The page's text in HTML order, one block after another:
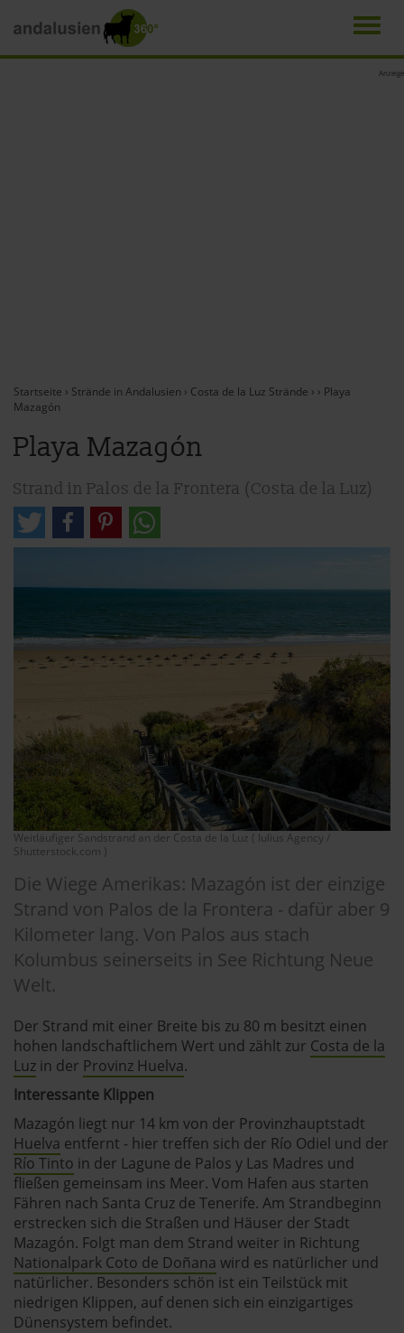
Anzeige
Startseite › Strände in Andalusien › Costa de la Luz Strände › › Playa
Mazagón
Playa Mazagón
Strand in Palos de la Frontera (Costa de la Luz)
Weitläufiger Sandstrand an der Costa de la Luz ( Iulius Agency /
Shutterstock.com )
Die Wiege Amerikas: Mazagón ist der einzige
Strand von Palos de la Frontera - dafür aber 9
Kilometer lang. Von Palos aus stach
Kolumbus seinerseits in See Richtung Neue
Welt.
Der Strand mit einer Breite bis zu 80 m besitzt einen
hohen landschaftlichem Wert und zählt zur Costa de la
Luz in der Provinz Huelva.
Interessante Klippen
Mazagón liegt nur 14 km von der Provinzhauptstadt
Huelva entfernt - hier treffen sich der Río Odiel und der
Río Tinto in der Lagune de Palos y Las Madres und
fließen gemeinsam ins Meer. Vom Hafen aus starten
Fähren nach Santa Cruz de Tenerife. Am Strandbeginn
erstrecken sich die Straßen und Häuser der Stadt
Mazagón. Folgt man dem Strand weiter in Richtung
Nationalpark Coto de Doñana wird es natürlicher und
natürlicher. Besonders schön ist ein Teilstück mit
niedrigen Klippen, auf denen sich ein einzigartiges
Dünensystem befindet.